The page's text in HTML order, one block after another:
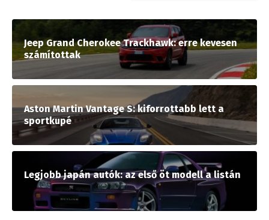
Jeep Grand Cherokee Trackhawk: erre kevesen
számítottak
Aston Martin Vantage S: kiforrottabb lett a
sportkupé
Legjobb japán autók: az első öt modell a listán